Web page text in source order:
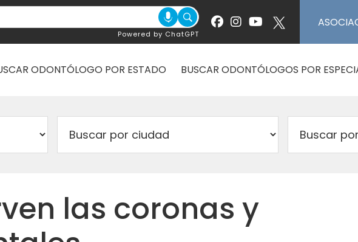
Powered by ChatGPT
ODONTÓLOGO POR ESTADO BUSCAR ODONTÓLOGOS POR
las coronas y